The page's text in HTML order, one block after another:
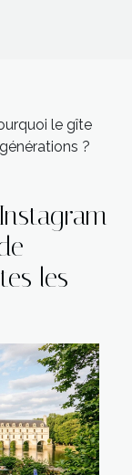
le gîte
?
les